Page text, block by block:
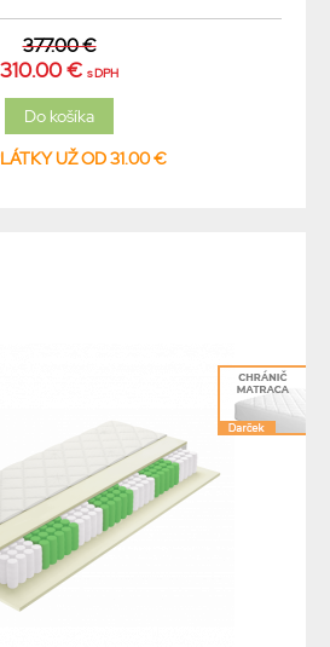
377.00 €
310.00 € s DPH
UŽ OD 31.00 €